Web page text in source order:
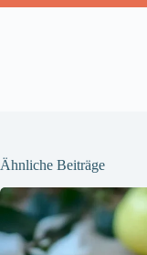
Ähnliche Beiträge